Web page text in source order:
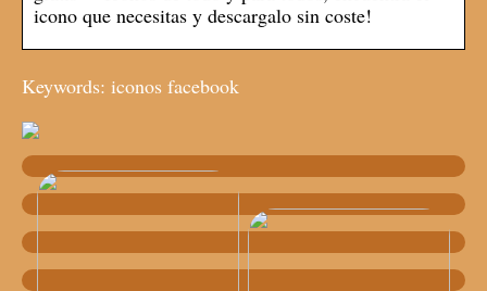
icono que necesitas y descargalo sin coste!
Keywords: iconos facebook